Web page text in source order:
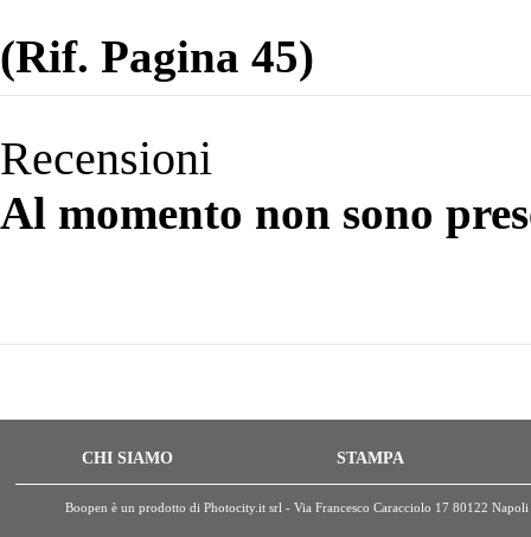
(Rif. Pagina 45)
Recensioni
Al momento non sono
CHI SIAMO STAMPA
Boopen è un prodotto di Photocity.it srl - Via Francesco Caracciolo 17 80122